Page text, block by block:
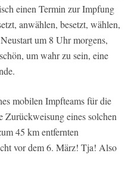
einen Termin zur Impfung
anwählen, besetzt, wählen,
um 8 Uhr morgens,
um wahr zu sein, eine
mobilen Impfteams für die
Zurückweisung eines solchen
45 km entfernten
vor dem 6. März! Tja! Also